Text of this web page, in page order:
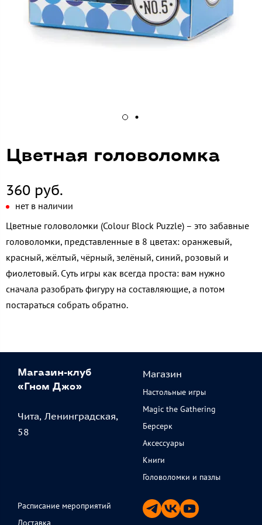
Цветная головоломка
360 руб.
нет в наличии
Цветные головоломки (Colour Block Puzzle) – это забавные
головоломки, представленные в 8 цветах: оранжевый,
красный, жёлтый, чёрный, зелёный, синий, розовый и
фиолетовый. Суть игры как всегда проста: вам нужно
сначала разобрать фигуру на составляющие, а потом
постараться собрать обратно.
Магазин-клуб
«Гном Джо»
Чита, Ленинградская,
58
Магазин
Настольные игры
Magic the Gathering
Берсерк
Аксессуары
Книги
Головоломки и пазлы
Расписание мероприятий
Доставка